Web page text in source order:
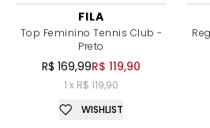
FILA
Top Feminino Tennis Club -
Preto
R$ 169,99R$ 119,90
1 x R$ 119,90
WISHLIST